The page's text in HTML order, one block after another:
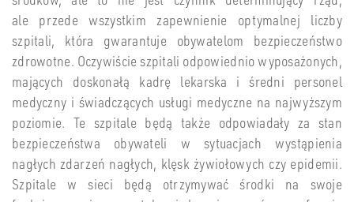
ale przede wszystkim zapewnienie optymalnej liczby
szpitali, która gwarantuje obywatelom bezpieczeństwo
zdrowotne. Oczywiście szpitali odpowiednio wyposażonych,
mających doskonałą kadrę lekarska i średni personel
medyczny i świadczących usługi medyczne na najwyższym
poziomie. Te szpitale będą także odpowiadały za stan
bezpieczeństwa obywateli w sytuacjach wystąpienia
nagłych zdarzeń nagłych, klęsk żywiołowych czy epidemii.
Szpitale w sieci będą otrzymywać środki na swoje